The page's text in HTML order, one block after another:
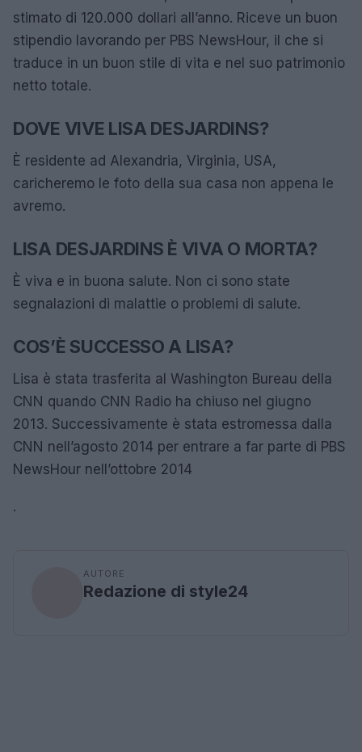
stimato di 120.000 dollari all’anno. Riceve un buon
stipendio lavorando per PBS NewsHour, il che si
traduce in un buon stile di vita e nel suo patrimonio
netto totale.
DOVE VIVE LISA DESJARDINS?
È residente ad Alexandria, Virginia, USA,
caricheremo le foto della sua casa non appena le
avremo.
LISA DESJARDINS È VIVA O MORTA?
È viva e in buona salute. Non ci sono state
segnalazioni di malattie o problemi di salute.
COS’È SUCCESSO A LISA?
Lisa è stata trasferita al Washington Bureau della
CNN quando CNN Radio ha chiuso nel giugno
2013. Successivamente è stata estromessa dalla
CNN nell’agosto 2014 per entrare a far parte di PBS
NewsHour nell’ottobre 2014
.
AUTORE
Redazione di style24